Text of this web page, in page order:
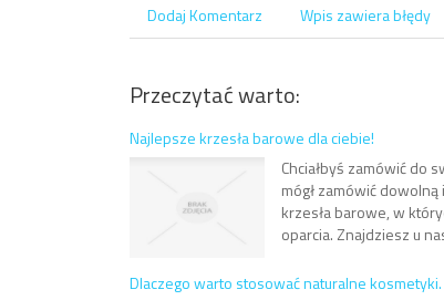
Dodaj Komentarz Wpis zawiera błędy
Przeczytać warto:
Najlepsze krzesła barowe dla ciebie!
Chciałbyś zamówić do
mógł zamówić
krzesła barowe, w
oparcia. Znajdziesz u
Dlaczego warto stosować naturalne kosmetyki.